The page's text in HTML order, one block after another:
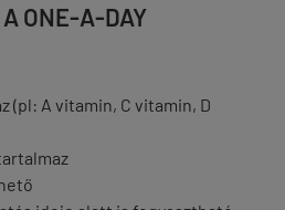
ONE-A-DAY
(pl: A vitamin, C vitamin, D